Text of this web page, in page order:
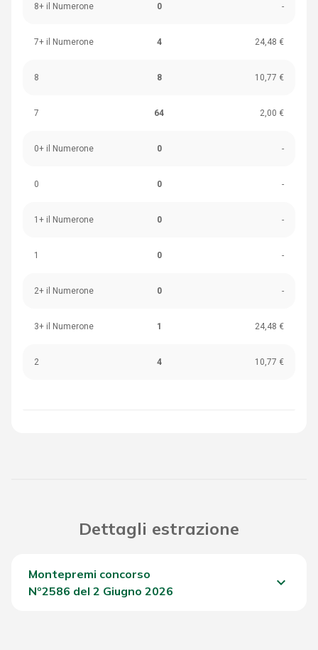
8+ il Numerone 0 -
7+ il Numerone 4 24,48 €
8 8 10,77 €
7 64 2,00 €
0+ il Numerone 0 -
0 0 -
1+ il Numerone 0 -
1 0 -
2+ il Numerone 0 -
3+ il Numerone 1 24,48 €
2 4 10,77 €
Dettagli estrazione
Montepremi concorso
Nº2586 del 2 Giugno 2026
keyboard_arrow_down